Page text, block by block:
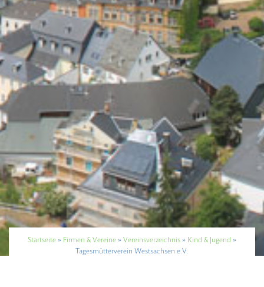
Startseite » Firmen & Vereine » Vereinsverzeichnis » Kind & Jugend »
Tagesmütterverein Westsachsen e.V.